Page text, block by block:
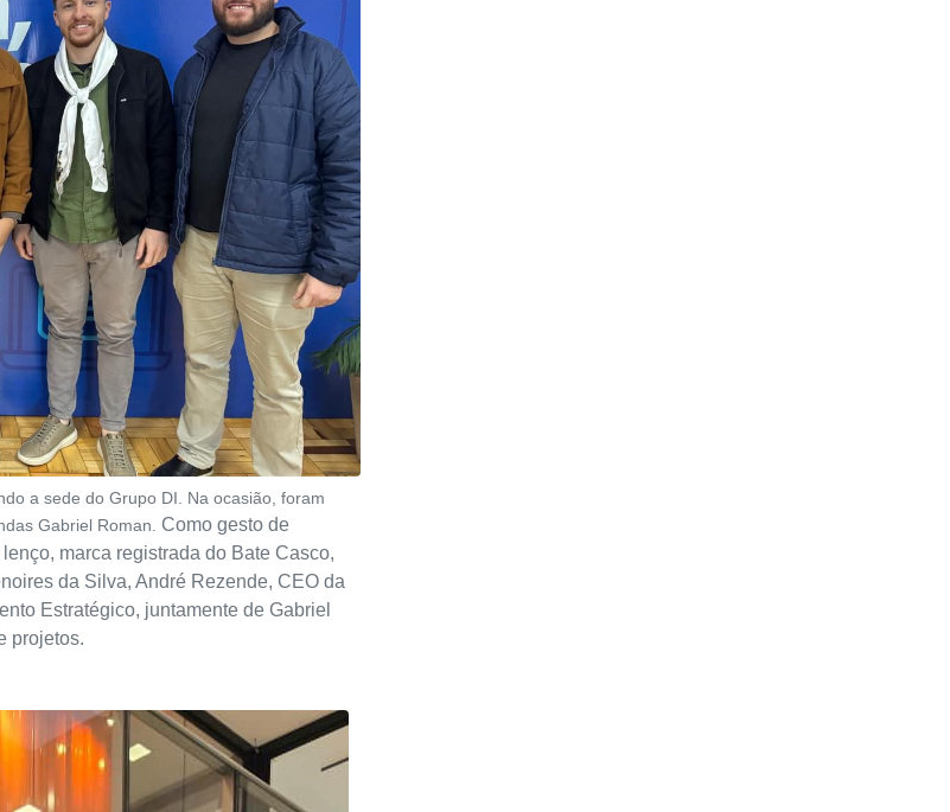
a sede do Grupo DI. Na ocasião, foram
Gabriel Roman. Como gesto de
marca registrada do Bate Casco,
da Silva, André Rezende, CEO da
Estratégico, juntamente de Gabriel
projetos.